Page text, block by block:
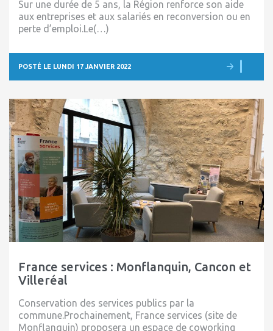
Sur une durée de 5 ans, la Région renforce son aide
aux entreprises et aux salariés en reconversion ou en
perte d’emploi.Le(…)
POSTÉ LE LUNDI 17 JANVIER 2022
France services : Monflanquin, Cancon et
Villeréal
Conservation des services publics par la
commune.Prochainement, France services (site de
Monflanquin) proposera un espace de coworking